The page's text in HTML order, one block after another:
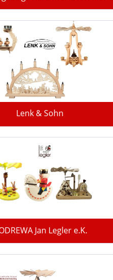
Lenk & Sohn
Jan Legler e.K.